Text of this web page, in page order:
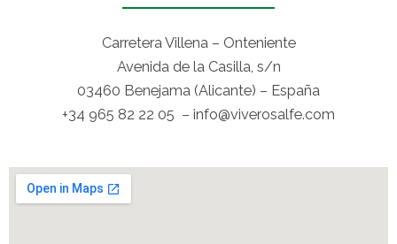
Carretera Villena – Onteniente
Avenida de la Casilla, s/n
03460 Benejama (Alicante) – España
+34 965 82 22 05 – info@viverosalfe.com